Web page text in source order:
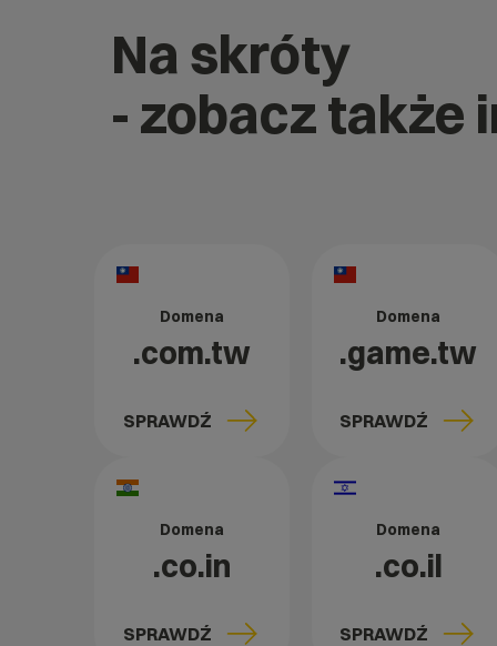
Na skróty
- zobacz także
Domena
.com.tw
SPRAWDŹ
Domena
.game.tw
SPRAWDŹ
Domena
.co.in
SPRAWDŹ
Domena
.co.il
SPRAWDŹ